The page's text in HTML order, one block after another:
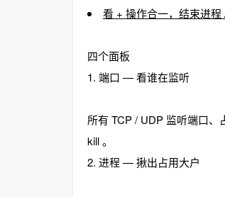
看 + 操作合一，结束进程
四个面板
1. 端口 — 看谁在监听
所有 TCP / UDP 监听端口
kill 。
2. 进程 — 揪出占用大户